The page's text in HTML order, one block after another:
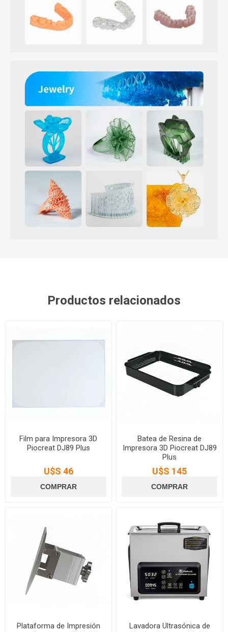
Productos relacionados
Film para Impresora 3D
Piocreat DJ89 Plus
U$S 46
Batea de Resina de
Impresora 3D Piocreat DJ89
Plus
U$S 145
Plataforma de Impresión
Lavadora Ultrasónica de